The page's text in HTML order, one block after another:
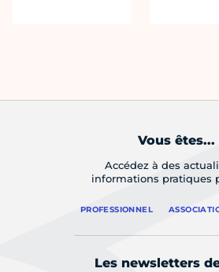
Vous êtes...
Accédez à des
informations pratiques
PROFESSIONNEL
Les newsletters